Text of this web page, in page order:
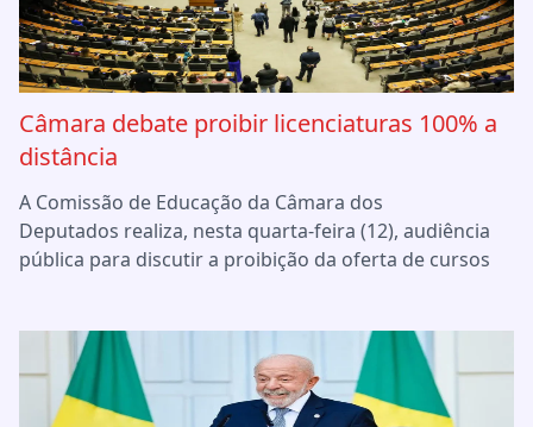
Câmara debate proibir licenciaturas 100% a
distância
A Comissão de Educação da Câmara dos
Deputados realiza, nesta quarta-feira (12), audiência
pública para discutir a proibição da oferta de cursos